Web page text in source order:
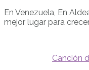
En Venezuela, En
mejor lugar para
Canción